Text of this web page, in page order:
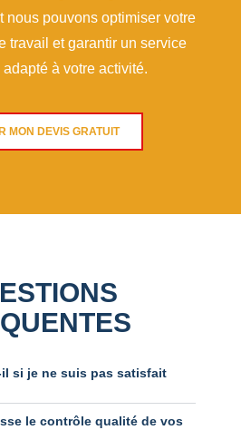
nous pouvons optimiser votre
travail et garantir un service
à votre activité.
MON DEVIS GRATUIT
si je ne suis pas satisfait
le contrôle qualité de vos